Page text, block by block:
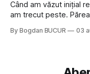
Când am văzut inițial
am trecut peste.
fine dining din alte
By Bogdan BUCUR 03